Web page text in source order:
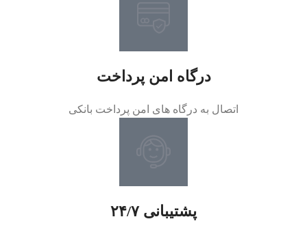
درگاه امن پرداخت
اتصال به درگاه های امن پرداخت بانکی
پشتیبانی ۲۴/۷